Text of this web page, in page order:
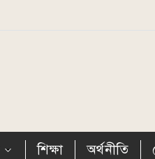
শিক্ষা অর্থনীতি